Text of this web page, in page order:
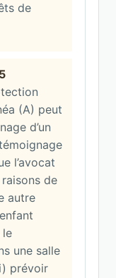
de
(A) peut
d’un
l’avocat
de
autre
le
une salle
prévoir